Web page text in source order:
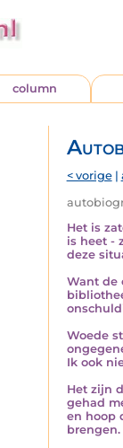
column
< vorige|
Het is
is heet -
deze
Want de
Woede
Ik ook
Het zijn
gehad
en hoop